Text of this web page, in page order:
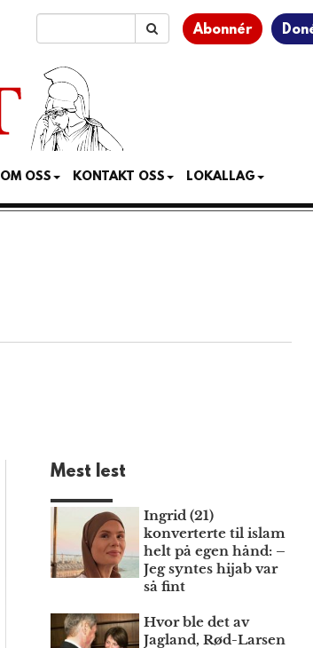
Abonnér
OM OSS KONTAKT OSS LOKALLAG
Mest lest
Ingrid (21)
konverterte til islam
helt på egen hånd: –
Jeg syntes hijab var
så fint
Hvor ble det av
Jagland, Rød-Larsen